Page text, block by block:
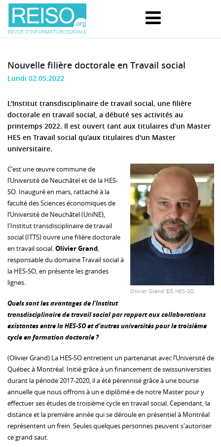
Nouvelle filière doctorale en Travail social
Lundi 02.05.2022
L'Institut transdisciplinaire de travail social, une filière
doctorale en travail social, a débuté ses activités au
printemps 2022. Il est ouvert tant aux titulaires d’un Master
HES en Travail social qu’aux titulaires d'un Master
universitaire.
Olivier Grand ©ß HES-SO
C’est une œuvre commune de
l’Université de Neuchâtel et de la HES-
SO. Inauguré en mars, rattaché à la
faculté des Sciences économiques de
l’Université de Neuchâtel (UniNE),
l'Institut transdisciplinaire de travail
social (ITTS) ouvre une filière doctorale
en travail social.Olivier Grand,
responsable du domaine Travail social à
la HES-SO, en présente les grandes
lignes.
Quels sont les avantages de l'Institut
transdisciplinaire de travail social par rapport aux collaborations
existantes entre la HES-SO et d'autres universités pour le troisième
cycle en formation doctorale ?
(Olivier Grand) La HES-SO entretient un partenariat avec l’Université de
Québec à Montréal. Initié grâce à un financement de swissuniversities
durant la période 2017-2020, il a été pérennisé grâce à une bourse
annuelle que nous offrons à un·e diplômé·e de notre Master pour y
effectuer ses études de troisième cycle en travail social. Cependant, la
distance et la première année qui se déroule en présentiel à Montréal
représentent un frein. Seules quelques personnes peuvent s'autoriser
ce grand saut.